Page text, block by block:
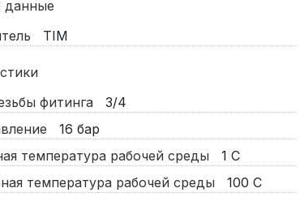
данные
TIM
фитинга
3/4
16 бар
температура рабочей среды
1 С
температура рабочей среды
100 С